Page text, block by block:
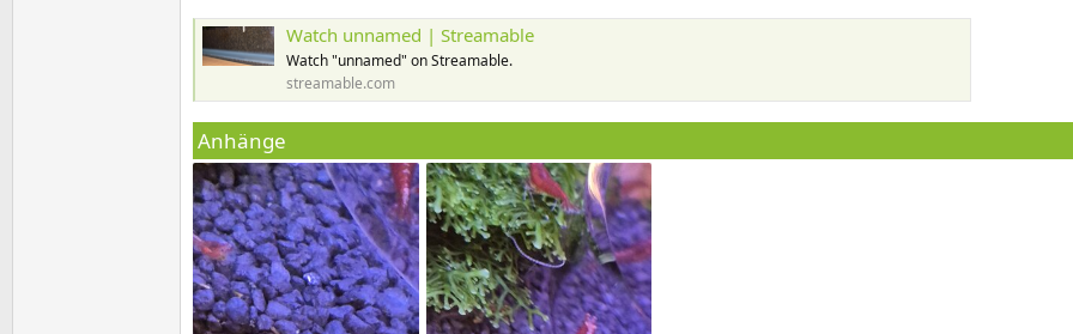
Watch unnamed | Streamable
Watch "unnamed" on Streamable.
streamable.com
Anhänge